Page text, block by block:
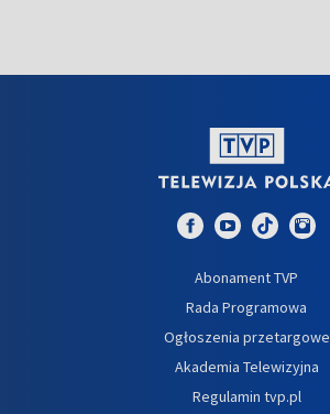
Abonament TVP
Rada Programowa
Ogłoszenia przetargowe
Akademia Telewizyjna
Regulamin tvp.pl